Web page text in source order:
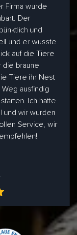
Firma wurde
Der
und
und er wusste
auf die Tiere
die braune
Tiere ihr Nest
ausfindig
Ich hatte
und wir wurden
Service, wir